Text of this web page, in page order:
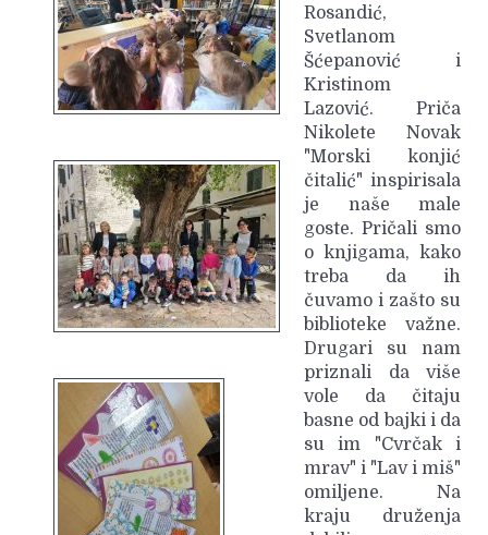
Rosandić,
Svetlanom
Šćepanović i
Kristinom
Lazović. Priča
Nikolete Novak
"Morski konjić
čitalić" inspirisala
je naše male
goste. Pričali smo
o knjigama, kako
treba da ih
čuvamo i zašto su
biblioteke važne.
Drugari su nam
priznali da više
vole da čitaju
basne od bajki i da
su im "Cvrčak i
mrav" i "Lav i miš"
omiljene. Na
kraju druženja